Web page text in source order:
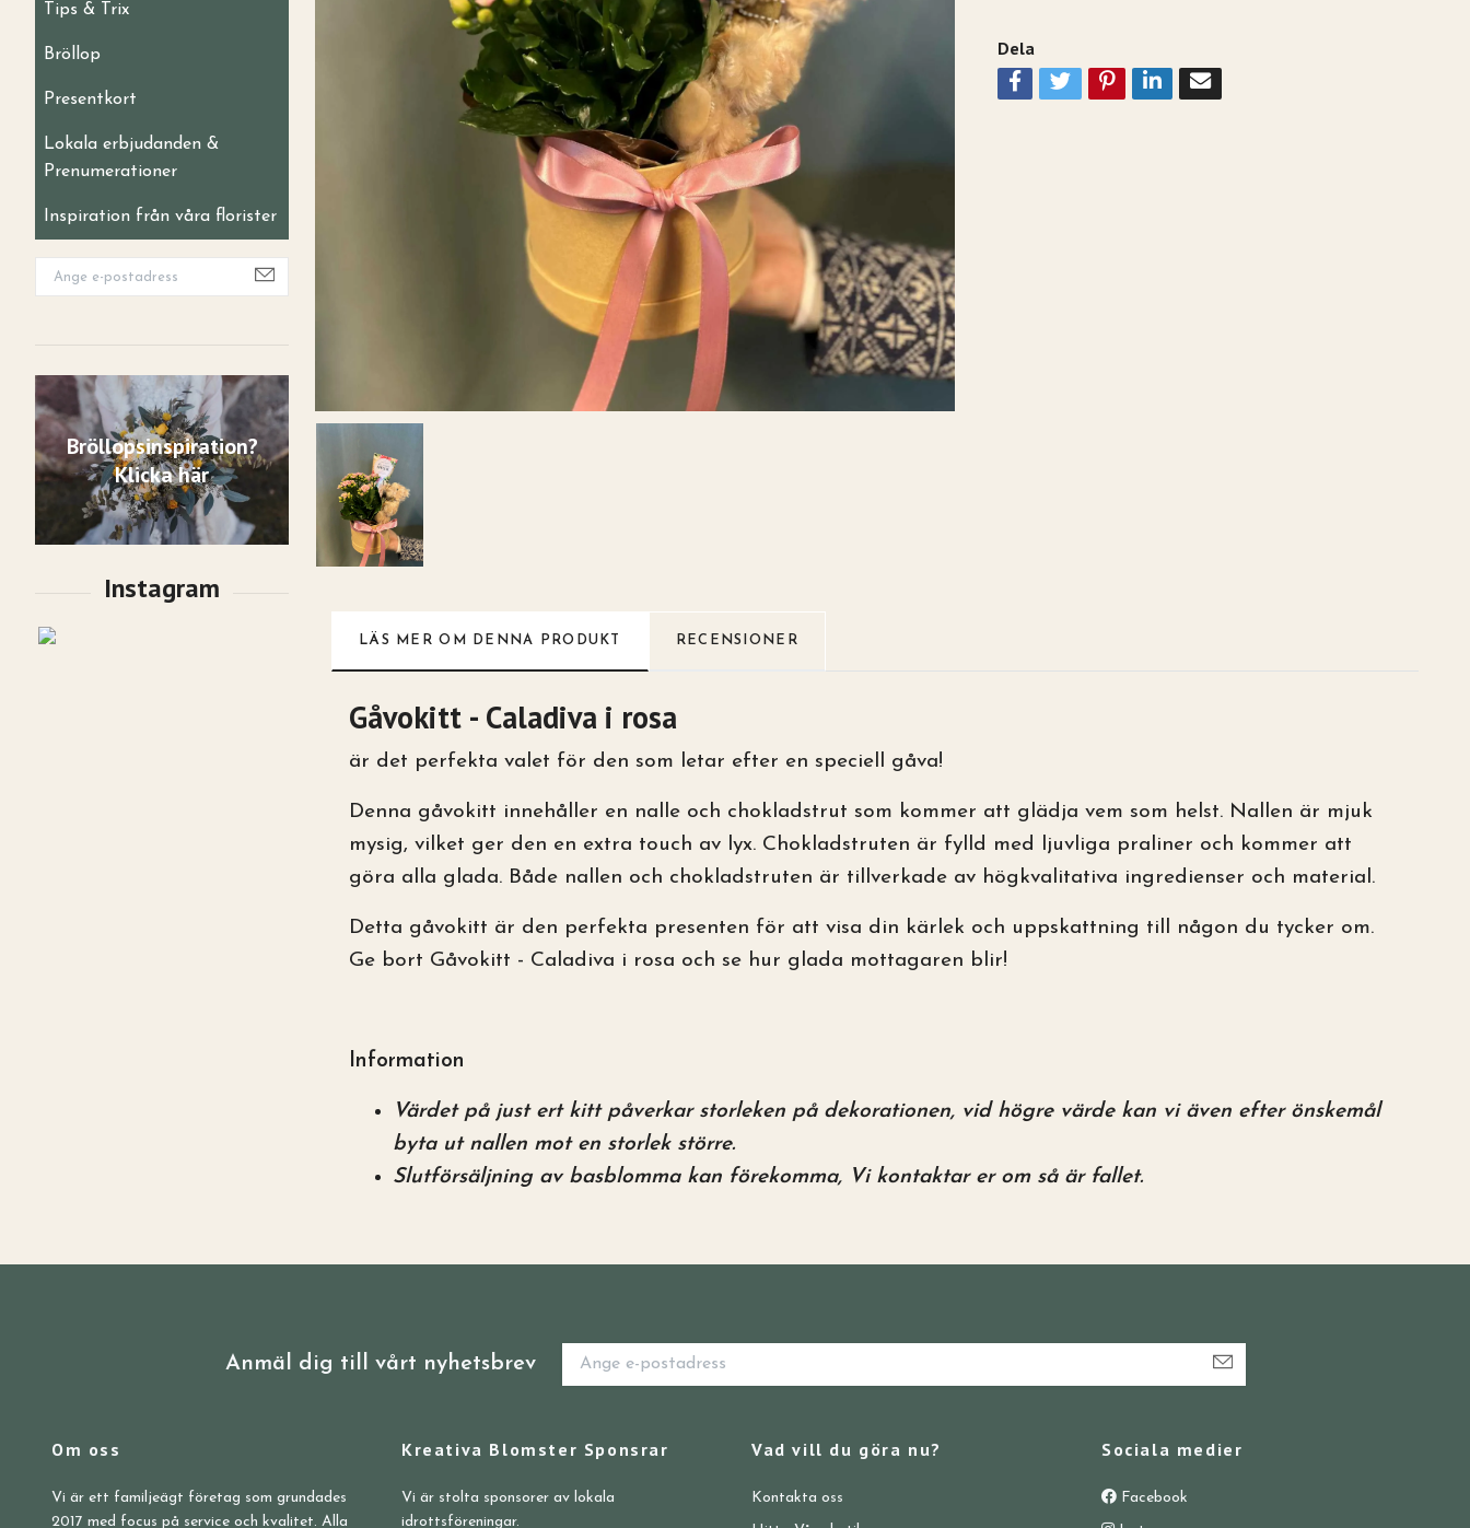
Tips & Trix
Bröllop
Presentkort
Lokala erbjudanden &
Prenumerationer
Inspiration från våra florister
Bröllopsinspiration?
Klicka här
Dela
LÄS MER OM DENNA PRODUKT RECENSIONER
Gåvokitt - Caladiva i rosa
är det perfekta valet för den som letar efter en speciell gåva!
Denna gåvokitt innehåller en nalle och chokladstrut som kommer att glädja vem som helst. Nallen är mjuk
mysig, vilket ger den en extra touch av lyx. Chokladstruten är fylld med ljuvliga praliner och kommer att
göra alla glada. Både nallen och chokladstruten är tillverkade av högkvalitativa ingredienser och material.
Detta gåvokitt är den perfekta presenten för att visa din kärlek och uppskattning till någon du tycker om.
Ge bort Gåvokitt - Caladiva i rosa och se hur glada mottagaren blir!
Information
Värdet på just ert kitt påverkar storleken på dekorationen, vid högre värde kan vi även efter önskemål
byta ut nallen mot en storlek större.
Slutförsäljning av basblomma kan förekomma, Vi kontaktar er om så är fallet.
Anmäl dig till vårt nyhetsbrev
Om oss
Vi är ett familjeägt företag som grundades
2017 med focus på service och kvalitet. Alla
Kreativa Blomster Sponsrar
Vi är stolta sponsorer av lokala
idrottsföreningar.
Vad vill du göra nu?
Kontakta oss
Sociala medier
Facebook